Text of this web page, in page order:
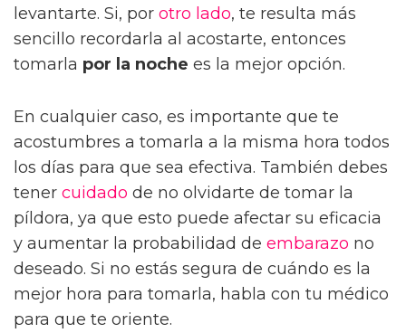
levantarte. Si, por otro lado, te resulta más
sencillo recordarla al acostarte, entonces
tomarla por la noche es la mejor opción.
En cualquier caso, es importante que te
acostumbres a tomarla a la misma hora todos
los días para que sea efectiva. También debes
tener cuidado de no olvidarte de tomar la
píldora, ya que esto puede afectar su eficacia
y aumentar la probabilidad de embarazo no
deseado. Si no estás segura de cuándo es la
mejor hora para tomarla, habla con tu médico
para que te oriente.